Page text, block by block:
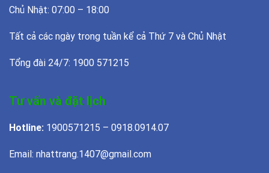
Chủ Nhật: 07:00 – 18:00
Tất cả các ngày trong tuần kể cả Thứ 7 và Chủ Nhật
Tổng đài 24/7: 1900 571215
Tư vấn và đặt lịch
Hotline: 1900571215 – 0918.0914.07
Email: nhattrang.1407@gmail.com